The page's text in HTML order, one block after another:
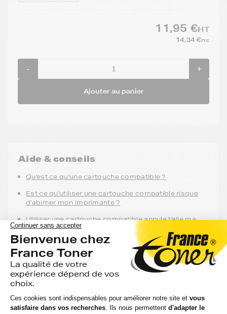
11,95 €HT
14,34 €TTC
- +
Ajouter au panier
Aide & conseils
Qu'est ce qu'une cartouche compatible ?
Est ce qu'utiliser une cartouche compatible risque
d'abimer mon imprimante ?
Utiliser une cartouche compatible annule t'elle ma
garantie ?
FranceToner, le spécialiste des